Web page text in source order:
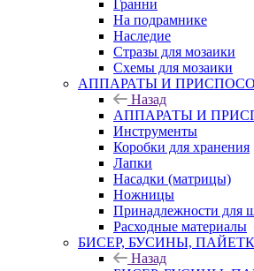
Гранни
На подрамнике
Наследие
Стразы для мозаики
Схемы для мозаики
АППАРАТЫ И
Назад
АППАРАТЫ И
Инструменты
Коробки для хранения
Лапки
Насадки (матрицы)
Ножницы
Принадлежности для
Расходные материалы
БИСЕР, БУСИНЫ,
Назад